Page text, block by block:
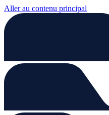
Aller au contenu principal